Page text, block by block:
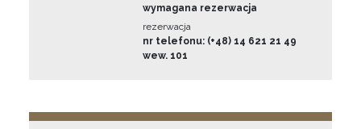
wymagana rezerwacja
rezerwacja
nr telefonu: (+48) 14 621 21 49
wew. 101